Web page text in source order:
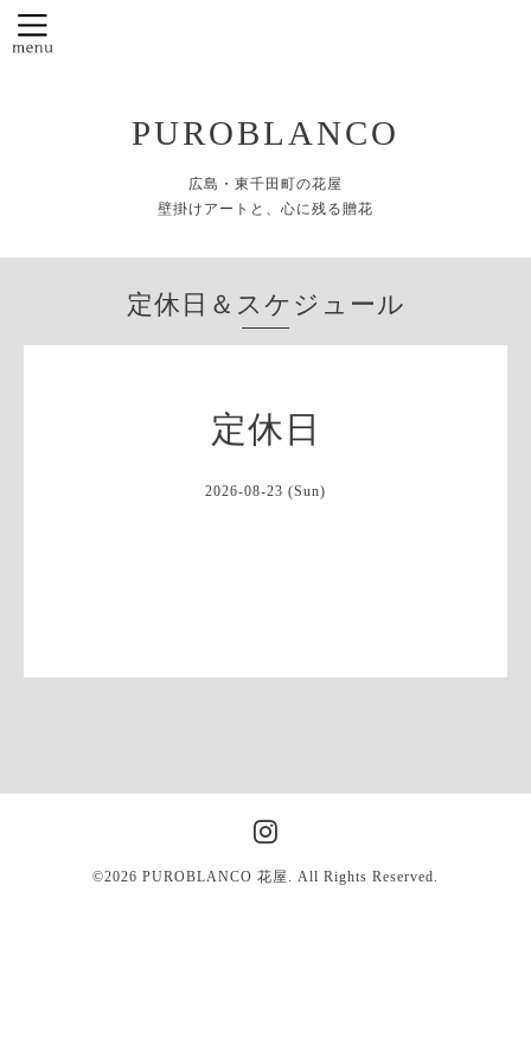
PUROBLANCO
広島・東千田町の花屋
壁掛けアートと、心に残る贈花
定休日＆スケジュール
定休日
2026-08-23 (Sun)
©2026 PUROBLANCO 花屋 . All Rights Reserved.